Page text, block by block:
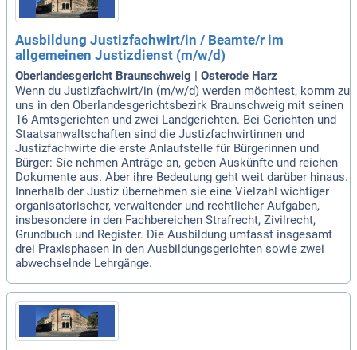
Ausbildung Justizfachwirt/in / Beamte/r im
allgemeinen Justizdienst (m/w/d)
Oberlandesgericht Braunschweig | Osterode Harz
Wenn du Justizfachwirt/in (m/w/d) werden möchtest, komm zu
uns in den Oberlandesgerichtsbezirk Braunschweig mit seinen
16 Amtsgerichten und zwei Landgerichten. Bei Gerichten und
Staatsanwaltschaften sind die Justizfachwirtinnen und
Justizfachwirte die erste Anlaufstelle für Bürgerinnen und
Bürger: Sie nehmen Anträge an, geben Auskünfte und reichen
Dokumente aus. Aber ihre Bedeutung geht weit darüber hinaus.
Innerhalb der Justiz übernehmen sie eine Vielzahl wichtiger
organisatorischer, verwaltender und rechtlicher Aufgaben,
insbesondere in den Fachbereichen Strafrecht, Zivilrecht,
Grundbuch und Register. Die Ausbildung umfasst insgesamt
drei Praxisphasen in den Ausbildungsgerichten sowie zwei
abwechselnde Lehrgänge.